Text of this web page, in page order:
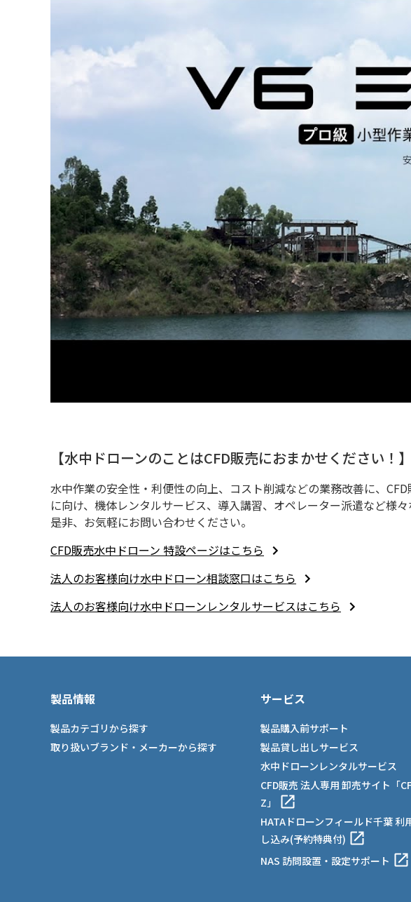
【水中ドローンのことはCFD販売におまかせください！】
水中作業の安全性・利便性の向上、コスト削減などの業務改善に、
に向け、機体レンタルサービス、導入講習、オペレーター派遣など様
是非、お気軽にお問い合わせください。
CFD販売水中ドローン 特設ページはこちら
法人のお客様向け水中ドローン相談窓口はこちら
法人のお客様向け水中ドローンレンタルサービスはこちら
製品情報
製品カテゴリから探す
取り扱いブランド・メーカーから探す
サービス
製品購入前サポート
製品貸し出しサービス
水中ドローンレンタルサービス
CFD販売 法人専用 卸売サイト「
Z」
HATAドローンフィールド千葉 利
し込み(予約特典付)
NAS 訪問設置・設定サポート